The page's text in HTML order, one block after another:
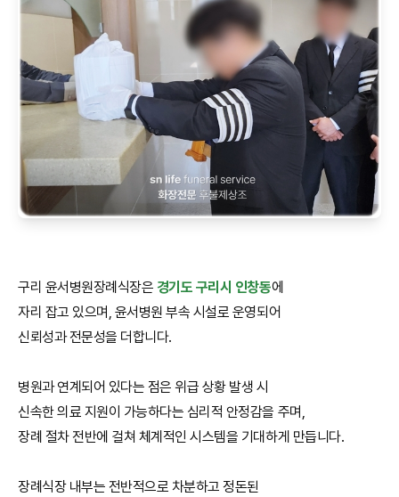
구리 윤서병원장례식장은 경기도 구리시 인창동에
자리 잡고 있으며, 윤서병원 부속 시설로 운영되어
신뢰성과 전문성을 더합니다.
병원과 연계되어 있다는 점은 위급 상황 발생 시
신속한 의료 지원이 가능하다는 심리적 안정감을 주며,
장례 절차 전반에 걸쳐 체계적인 시스템을 기대하게 만듭니다.
장례식장 내부는 전반적으로 차분하고 정돈된